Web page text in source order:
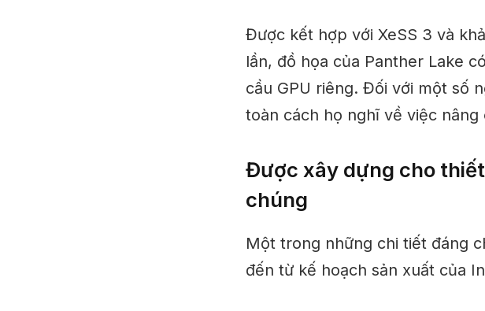
Được kết hợp với XeSS 3 và
lần, đồ họa của Panther Lake
cầu GPU riêng. Đối với một số
toàn cách họ nghĩ về việc nâng
Được xây dựng cho
chúng
Một trong những chi tiết đáng
đến từ kế hoạch sản xuất của